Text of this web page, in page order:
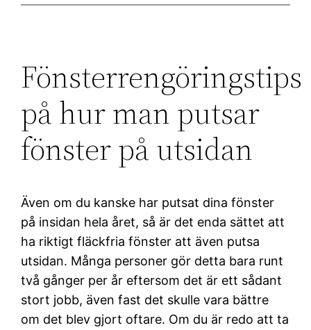
Fönsterrengöringstips
på hur man putsar
fönster på utsidan
Även om du kanske har putsat dina fönster
på insidan hela året, så är det enda sättet att
ha riktigt fläckfria fönster att även putsa
utsidan. Många personer gör detta bara runt
två gånger per år eftersom det är ett sådant
stort jobb, även fast det skulle vara bättre
om det blev gjort oftare. Om du är redo att ta